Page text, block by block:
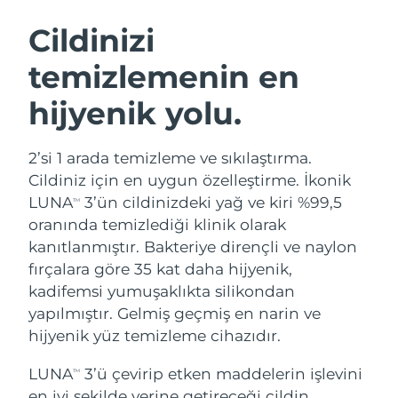
Cildinizi
temizlemenin en
hijyenik yolu.
2’si 1 arada temizleme ve sıkılaştırma.
Cildiniz için en uygun özelleştirme. İkonik
LUNATM
3’ün cildinizdeki yağ ve kiri %99,5
oranında temizlediği klinik olarak
kanıtlanmıştır. Bakteriye dirençli ve naylon
fırçalara göre 35 kat daha hijyenik,
kadifemsi yumuşaklıkta silikondan
yapılmıştır. Gelmiş geçmiş en narin ve
hijyenik yüz temizleme cihazıdır.
LUNATM
3’ü çevirip etken maddelerin işlevini
Yüz temizleme
Anti-aging massage
LUNA™ 4 Plus
Massage, LED heating
LUNA™ 4 Men
For men, anti-aging massage
Yüz sıkılaştırma
Microcurrent toning
BEAR™ 2 go
Microcurrent toning on-the-go
BEAR™ 2 eyes & lips
Microcurrent line smoothing device
Nemlendirme
UFO™ 3 seti
Deep facial hydration
UFO™ 3 LED
device
Ağız bakımı
issa™ 4
Hybrid silicone sonic toothbrush
issa™ 4 plus
FAQ™ YAŞLANMA KARŞITI BAKIM
Yaşlanma karşıtı LED bakım
NEW
Avustralya
Tahmini teslim tarihi
Avusturya
Bahreyn
Tahmini teslim tarihi
09/08/2026
Belçika
Tahmini teslim tarihi
08/08/2026
Bermuda
Tahmini teslim tarihi
Bosna-Hersek
Tahmini teslim tarihi
Tahmini teslim tarihi